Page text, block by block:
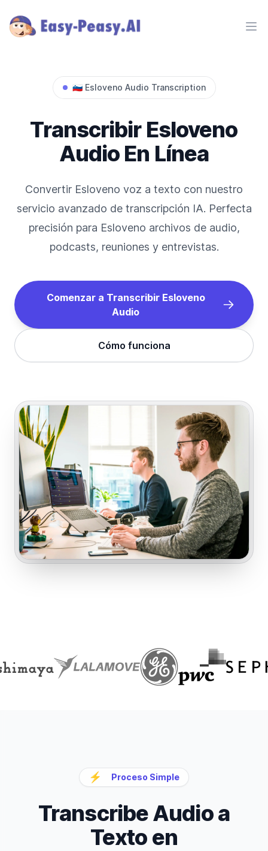
🇸🇮 Esloveno Audio Transcription
Transcribir Esloveno
Audio En Línea
Convertir Esloveno voz a texto con nuestro
servicio avanzado de transcripción IA. Perfecta
precisión para Esloveno archivos de audio,
podcasts, reuniones y entrevistas.
Comenzar a Transcribir Esloveno
Audio
Cómo funciona
⚡ Proceso Simple
Transcribe Audio a
Texto en